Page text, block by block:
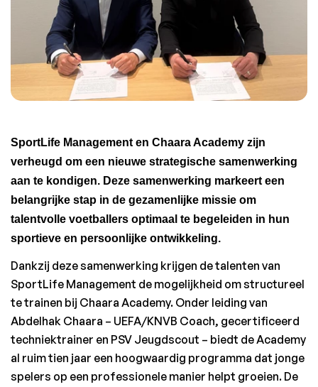
SportLife Management en Chaara Academy zijn
verheugd om een nieuwe strategische samenwerking
aan te kondigen. Deze samenwerking markeert een
belangrijke stap in de gezamenlijke missie om
talentvolle voetballers optimaal te begeleiden in hun
sportieve en persoonlijke ontwikkeling.
Dankzij deze samenwerking krijgen de talenten van
SportLife Management de mogelijkheid om structureel
te trainen bij Chaara Academy. Onder leiding van
Abdelhak Chaara – UEFA/KNVB Coach, gecertificeerd
techniektrainer en PSV Jeugdscout – biedt de Academy
al ruim tien jaar een hoogwaardig programma dat jonge
spelers op een professionele manier helpt groeien. De